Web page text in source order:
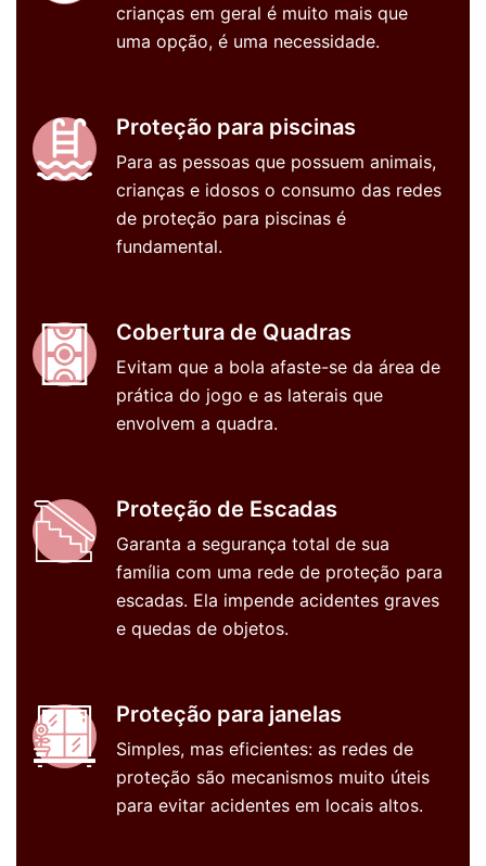
crianças em geral é muito mais que
uma opção, é uma necessidade.
Proteção para piscinas
Para as pessoas que possuem animais,
crianças e idosos o consumo das redes
de proteção para piscinas é
fundamental.
Cobertura de Quadras
Evitam que a bola afaste-se da área de
prática do jogo e as laterais que
envolvem a quadra.
Proteção de Escadas
Garanta a segurança total de sua
família com uma rede de proteção para
escadas. Ela impende acidentes graves
e quedas de objetos.
Proteção para janelas
Simples, mas eficientes: as redes de
proteção são mecanismos muito úteis
para evitar acidentes em locais altos.